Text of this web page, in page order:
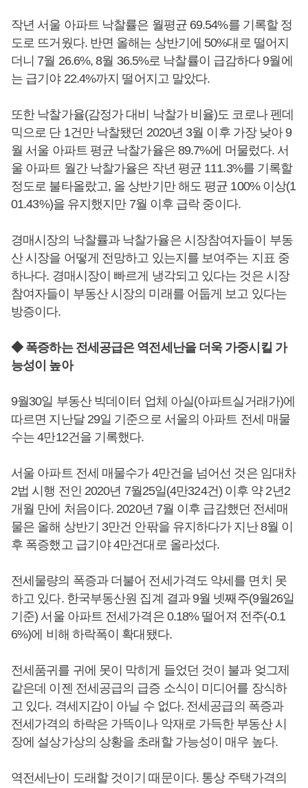
작년 서울 아파트 낙찰률은 월평균 69.54%를 기록할 정
도로 뜨거웠다. 반면 올해는 상반기에 50%대로 떨어지
더니 7월 26.6%, 8월 36.5%로 낙찰률이 급감하다 9월에
는 급기야 22.4%까지 떨어지고 말았다.
또한 낙찰가율(감정가 대비 낙찰가 비율)도 코로나 펜데
믹으로 단 1건만 낙찰됐던 2020년 3월 이후 가장 낮아 9
월 서울 아파트 평균 낙찰가율은 89.7%에 머물렀다. 서
울 아파트 월간 낙찰가율은 작년 평균 111.3%를 기록할
정도로 불타올랐고, 올 상반기만 해도 평균 100% 이상(1
01.43%)을 유지했지만 7월 이후 급락 중이다.
경매시장의 낙찰률과 낙찰가율은 시장참여자들이 부동
산 시장을 어떻게 전망하고 있는지를 보여주는 지표 중
하나다. 경매시장이 빠르게 냉각되고 있다는 것은 시장
참여자들이 부동산 시장의 미래를 어둡게 보고 있다는
방증이다.
◆ 폭증하는 전세공급은 역전세난을 더욱 가중시킬 가
능성이 높아
9월30일 부동산 빅데이터 업체 아실(아파트실거래가)에
따르면 지난달 29일 기준으로 서울의 아파트 전세 매물
수는 4만12건을 기록했다.
서울 아파트 전세 매물수가 4만건을 넘어선 것은 임대차
2법 시행 전인 2020년 7월25일(4만324건) 이후 약 2년2
개월 만에 처음이다. 2020년 7월 이후 급감했던 전세매
물은 올해 상반기 3만건 안팎을 유지하다가 지난 8월 이
후 폭증했고 급기야 4만건대로 올라섰다.
전세물량의 폭증과 더불어 전세가격도 약세를 면치 못
하고 있다. 한국부동산원 집계 결과 9월 넷째주(9월26일
기준) 서울 아파트 전세가격은 0.18% 떨어져 전주(-0.1
6%)에 비해 하락폭이 확대됐다.
전세품귀를 귀에 못이 막히게 들었던 것이 불과 엊그제
같은데 이젠 전세공급의 급증 소식이 미디어를 장식하
고 있다. 격세지감이 아닐 수 없다. 전세공급의 폭증과
전세가격의 하락은 가뜩이나 악재로 가득한 부동산 시
장에 설상가상의 상황을 초래할 가능성이 매우 높다.
역전세난이 도래할 것이기 때문이다. 통상 주택가격의